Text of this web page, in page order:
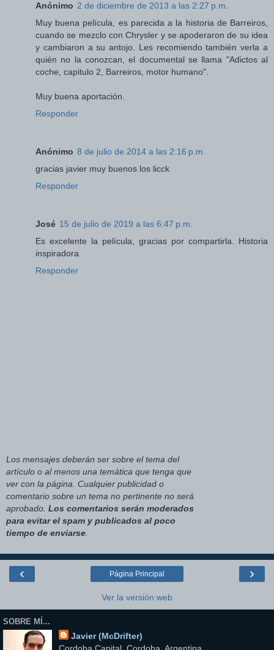
Anónimo 2 de diciembre de 2013 a las 2:27 p.m.
Muy buena película, es parecida a la historia de Barreiros,
cuando se mezclo con Chrysler y se apoderaron de su idea
y cambiaron a su antojo. Les recomiendo también verla a
quién no la conozcan, el documental se llama "Adictos al
coche, capitulo 2, Barreiros, motor humano".
Muy buena aportación.
Responder
Anónimo 8 de julio de 2014 a las 2:16 p.m.
gracias javier muy buenos los licck
Responder
José 15 de julio de 2019 a las 6:47 p.m.
Es excelente la película, gracias por compartirla. Historia
inspiradora.
Responder
Los mensajes deberán ser sobre el tema del
artículo o al menos una temática que tenga que
ver con la página. Cualquier publicidad o
comentario sobre un tema no pertinente no será
aprobado. Los comentarios serán moderados
para evitar el spam y publicados al poco
tiempo de enviarse
‹ ›
Página Principal
Ver la versión web
SOBRE MÍ...
Javier (McDrifter)